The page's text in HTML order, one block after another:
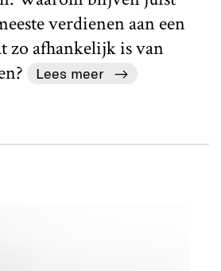
verdienen aan een
zo afhankelijk is van
Lees meer